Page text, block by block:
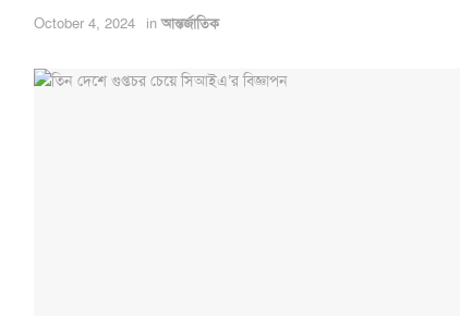
October 4, 2024 in আন্তর্জাতিক